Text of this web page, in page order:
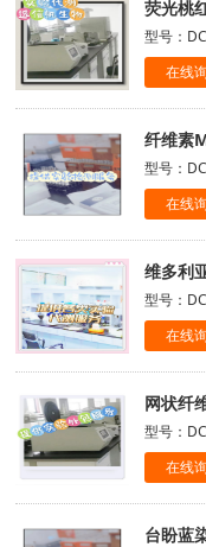
荧光桃
型号：
在线
纤维素
型号：
在线
维多利
型号：
在线
网状纤
型号：
在线
台盼蓝